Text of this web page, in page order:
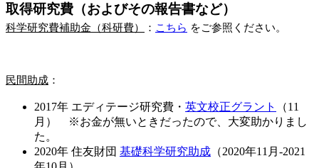
取得研究費（およびその報告書など）
科学研究費補助金（科研費） ： こちら をご参照ください。
民間助成 ：
2017年 エディテージ研究費・ 英文校正グラント
（11
月） ※お金が無いときだったので、大変助かりまし
た。
2020年 住友財団 基礎科学研究助成 （2020年11月-2021